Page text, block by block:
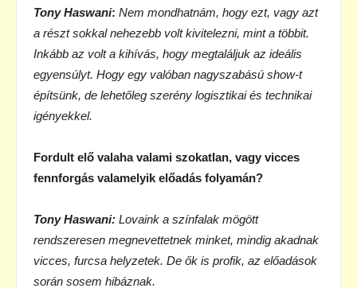
Tony Haswani: Nem mondhatnám, hogy ezt, vagy azt
a részt sokkal nehezebb volt kivitelezni, mint a többit.
Inkább az volt a kihívás, hogy megtaláljuk az ideális
egyensúlyt. Hogy egy valóban nagyszabású show-t
építsünk, de lehetőleg szerény logisztikai és technikai
igényekkel.
Fordult elő valaha valami szokatlan, vagy vicces
fennforgás valamelyik előadás folyamán?
Tony Haswani: Lovaink a színfalak mögött
rendszeresen megnevettetnek minket, mindig akadnak
vicces, furcsa helyzetek. De ők is profik, az előadások
során sosem hibáznak.